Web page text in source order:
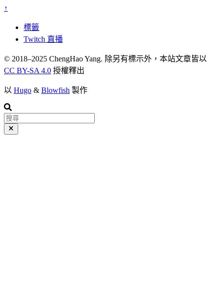
↑
標籤
Twitch 直播
© 2018–2025 ChengHao Yang. 除另有標示外，本站文章皆以
CC BY-SA 4.0 授權釋出
以 Hugo & Blowfish 製作